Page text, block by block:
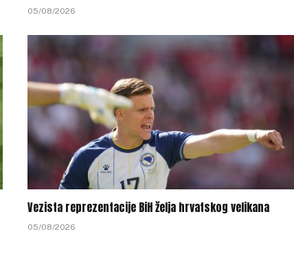
05/08/2026
Vezista reprezentacije BiH želja hrvatskog velikana
05/08/2026